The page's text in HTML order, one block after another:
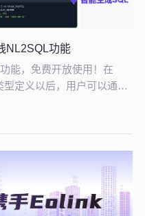
NL2SQL功能
能，免费开放使用！在
定义以后，用户可以通过